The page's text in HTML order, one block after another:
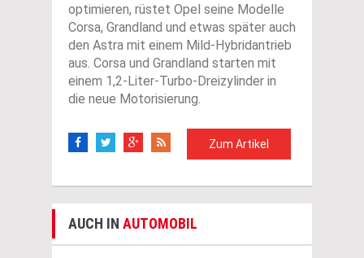
optimieren, rüstet Opel seine Modelle
Corsa, Grandland und etwas später auch
den Astra mit einem Mild-Hybridantrieb
aus. Corsa und Grandland starten mit
einem 1,2-Liter-Turbo-Dreizylinder in
die neue Motorisierung.
Zum Artikel
AUCH IN AUTOMOBIL